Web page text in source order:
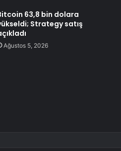
63,8 bin dolara
Strategy satış
Ağustos 5, 2026